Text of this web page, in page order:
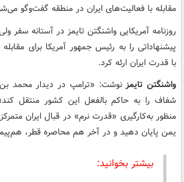
مقابله با فعالیت‌های ایران در منطقه گفت‌وگو
روزنامه آمریکایی واشنگتن تایمز در آستانه سفر
پیشنهاداتی را به رئیس جمهور آمریکا برای
با قدرت ایران ارئه کرد.
واشنگتن تایمزنوشت: «ترامپ در دیدار محمد
شفاف را به حاکم بالفعل این کشور منتقل
منظور به‌کارگیری «قدرت نرم» در قبال ایران
یمن پایان دهید و در آخر هم محاصره قطر،
بیشتر بخوانید: